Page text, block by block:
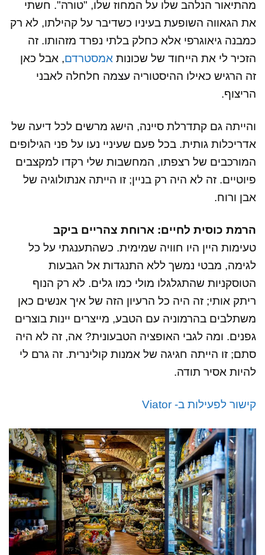
מהתיאור הנלהב שלו על המחוז שלו, "טורה". חשתי
את הגאווה השופעת בעיניו כשדיבר על קהילתו, לא רק
כמבנה גיאוגרפי אלא כחלק בלתי נפרד מזהותו. זה
הזכיר לי את הייחוד של שכונות אמסטרדם, אבל כאן
זה הרגיש כאילו ההיסטוריה עצמה חלחלה לאבני
הריצוף.
והייתה גם קתדרלת סיינה, הישג מרשים לכל דיעה של
אדריכלות גותית. בכל פעם שעיניי נעו על פני הגילופים
המורכבים של רצפתו, המחשבות שלי רקדו למקצבים
פיוטיים. זה לא היה רק בניין; זו הייתה אנתולוגיה של
אבן ורוח.
הרמת כוסית לחיים: ארוחת צהריים ביקב
טעימות היין היו חוויה שמימית. כשהתענגתי על כל
לגימה, מבטי נמשך ללא התנגדות אל הגבעות
הטוסקניות שהתגלגלו מולי כמו גלים. לא רק הנוף
ריתק אותי; זה היה כל הרעיון הזה של איך אנשים כאן
משתלבים בהרמוניה עם הטבע, מייצרים יינות בוצרים
גפנים. ומה לגבי האופציה הטבעונית? אה, זה לא היה
סתם; זו הייתה חגיגה של אמנות קולינרית. זה גרם לי
להיות אסיר תודה.
קישור לפעילות ב- Viator